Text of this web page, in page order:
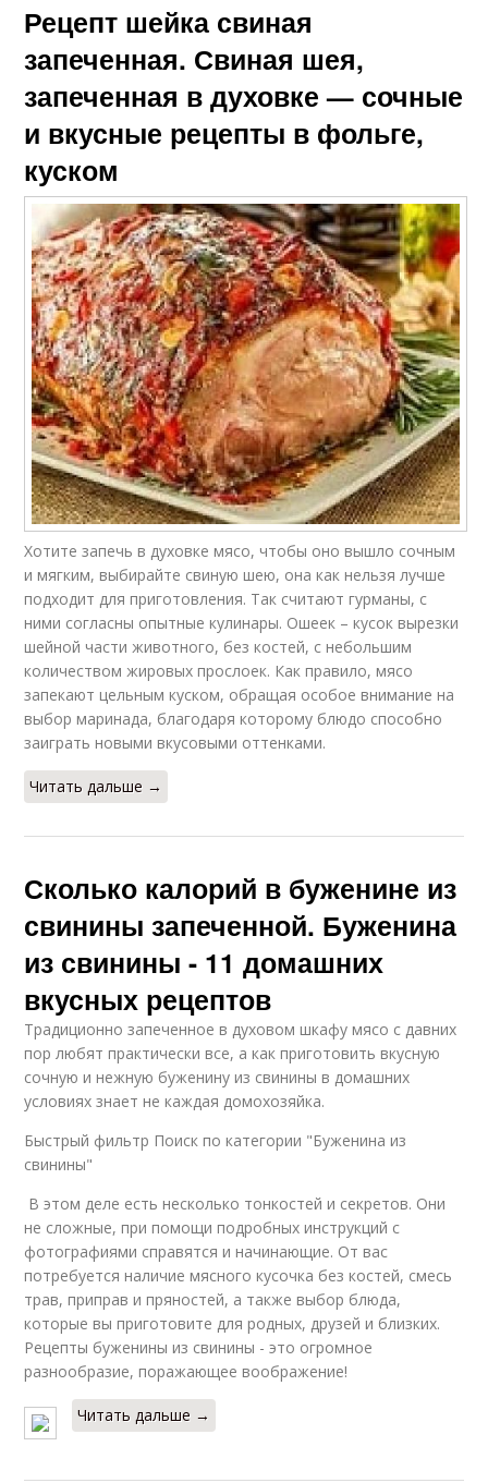
Рецепт шейка свиная
запеченная. Свиная шея,
запеченная в духовке — сочные
и вкусные рецепты в фольге,
куском
Хотите запечь в духовке мясо, чтобы оно вышло сочным
и мягким, выбирайте свиную шею, она как нельзя лучше
подходит для приготовления. Так считают гурманы, с
ними согласны опытные кулинары. Ошеек – кусок вырезки
шейной части животного, без костей, с небольшим
количеством жировых прослоек. Как правило, мясо
запекают цельным куском, обращая особое внимание на
выбор маринада, благодаря которому блюдо способно
заиграть новыми вкусовыми оттенками.
Читать дальше →
Сколько калорий в буженине из
свинины запеченной. Буженина
из свинины - 11 домашних
вкусных рецептов
Традиционно запеченное в духовом шкафу мясо с давних
пор любят практически все, а как приготовить вкусную
сочную и нежную буженину из свинины в домашних
условиях знает не каждая домохозяйка.
Быстрый фильтр Поиск по категории "Буженина из
свинины"
В этом деле есть несколько тонкостей и секретов. Они
не сложные, при помощи подробных инструкций с
фотографиями справятся и начинающие. От вас
потребуется наличие мясного кусочка без костей, смесь
трав, приправ и пряностей, а также выбор блюда,
которые вы приготовите для родных, друзей и близких.
Рецепты буженины из свинины - это огромное
разнообразие, поражающее воображение!
Читать дальше →